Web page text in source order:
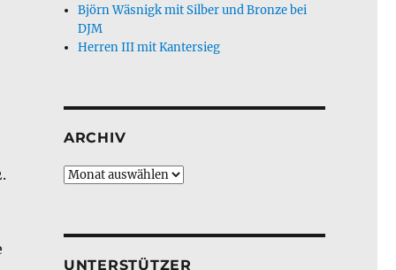
Björn Wäsnigk mit Silber und Bronze bei
DJM
Herren III mit Kantersieg
ARCHIV
Archiv
UNTERSTÜTZER